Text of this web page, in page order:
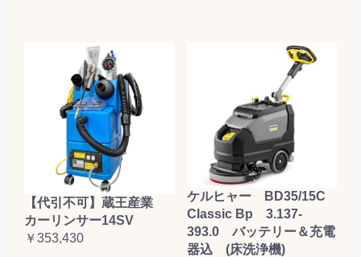
【代引不可】蔵王産業
カーリンサー14SV
￥353,430
ケルヒャー BD35/15C
Classic Bp 3.137-
393.0 バッテリー＆充電
器込 (床洗浄機)